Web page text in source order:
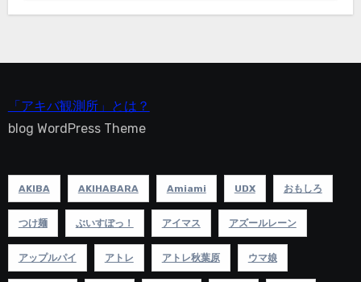
「アキバ観測所」とは？
blog WordPress Theme
AKIBA AKIHABARA Amiami UDX おもしろ
つけ麺 ぶいすぽっ！ アイマス アズールレーン
アップルパイ アトレ アトレ秋葉原 ウマ娘